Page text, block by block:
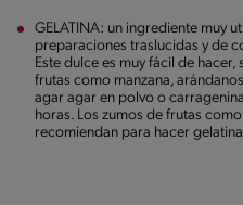
GELATINA: un ingrediente muy
preparaciones traslucidas y de
Este dulce es muy fácil de
frutas como manzana,
agar agar en polvo o
horas. Los zumos de frutas
recomiendan para hacer